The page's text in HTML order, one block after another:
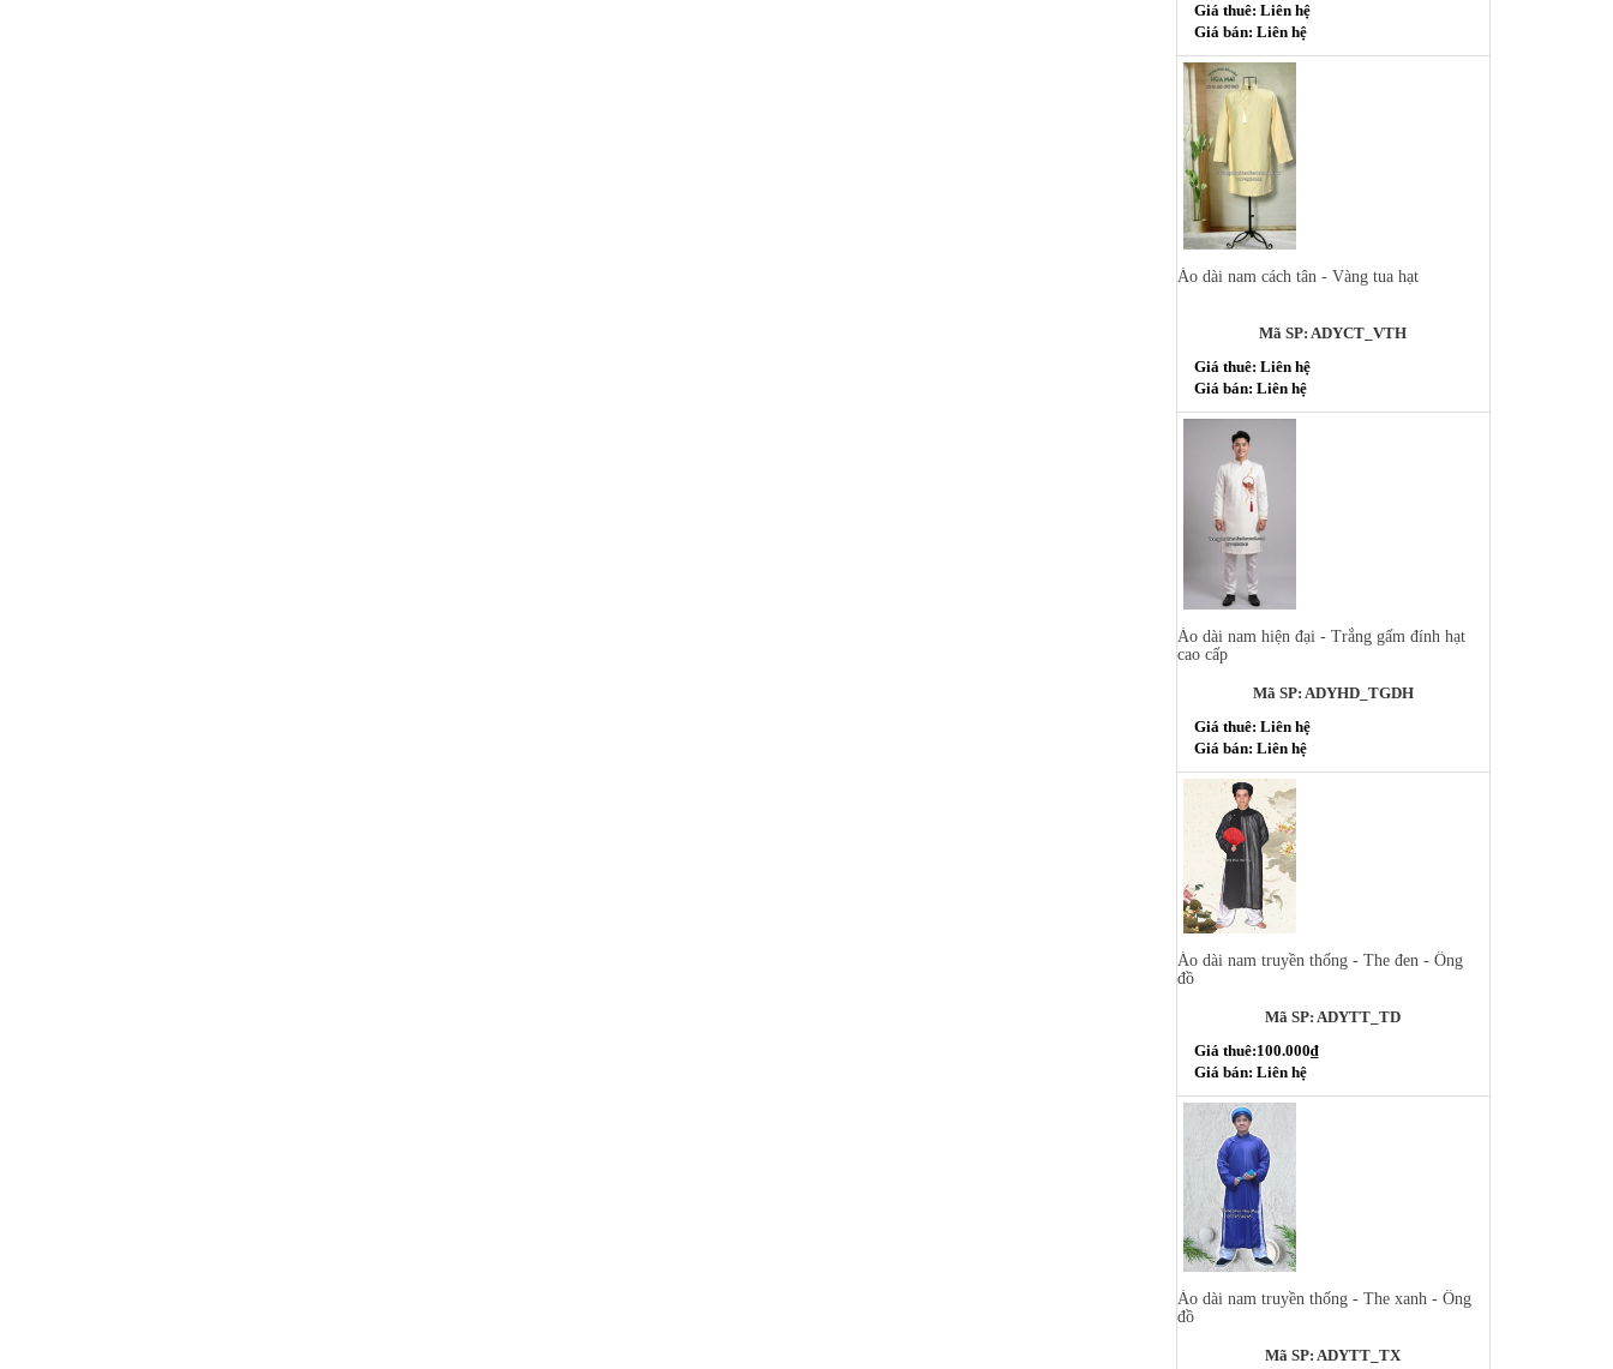
Giá thuê: Liên hệ
Giá bán: Liên hệ
Áo dài nam cách tân - Vàng tua hạt
Mã SP: ADYCT_VTH
Giá thuê: Liên hệ
Giá bán: Liên hệ
Áo dài nam hiện đại - Trắng gấm đính hạt
cao cấp
Mã SP: ADYHD_TGDH
Giá thuê: Liên hệ
Giá bán: Liên hệ
Áo dài nam truyền thống - The đen - Ông
đồ
Mã SP: ADYTT_TD
Giá thuê:100.000₫
Giá bán: Liên hệ
Áo dài nam truyền thống - The xanh - Ông
đồ
Mã SP: ADYTT_TX